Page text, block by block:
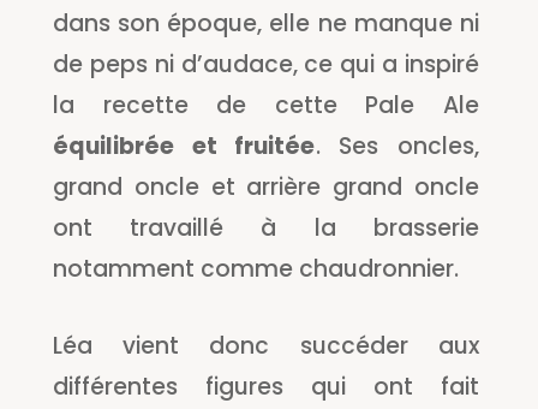
dans son époque, elle ne manque ni
de peps ni d’audace, ce qui a inspiré
la recette de cette Pale Ale
équilibrée et fruitée. Ses oncles,
grand oncle et arrière grand oncle
ont travaillé à la brasserie
notamment comme chaudronnier.
Léa vient donc succéder aux
différentes figures qui ont fait